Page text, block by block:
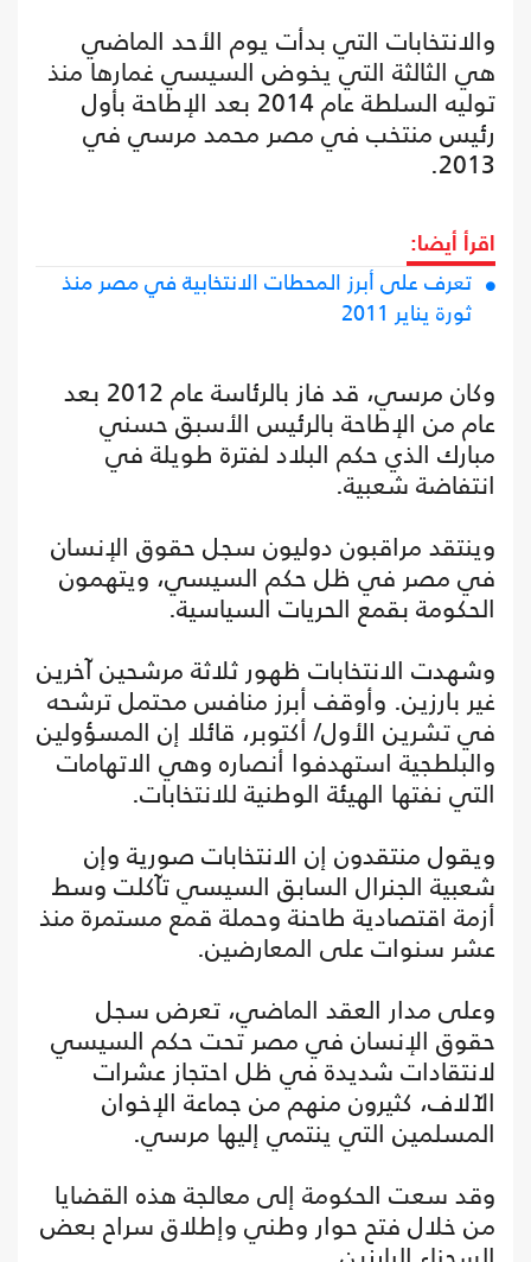
والانتخابات التي بدأت يوم الأحد الماضي
هي الثالثة التي يخوض السيسي غمارها منذ
توليه السلطة عام 2014 بعد الإطاحة بأول
رئيس منتخب في مصر محمد مرسي في
2013.
اقرأ أيضا:
تعرف على أبرز المحطات الانتخابية في مصر منذ
ثورة يناير 2011
وكان مرسي، قد فاز بالرئاسة عام 2012 بعد
عام من الإطاحة بالرئيس الأسبق حسني
مبارك الذي حكم البلاد لفترة طويلة في
انتفاضة شعبية.
وينتقد مراقبون دوليون سجل حقوق الإنسان
في مصر في ظل حكم السيسي، ويتهمون
الحكومة بقمع الحريات السياسية.
وشهدت الانتخابات ظهور ثلاثة مرشحين آخرين
غير بارزين. وأوقف أبرز منافس محتمل ترشحه
في تشرين الأول/ أكتوبر، قائلا إن المسؤولين
والبلطجية استهدفوا أنصاره وهي الاتهامات
التي نفتها الهيئة الوطنية للانتخابات.
ويقول منتقدون إن الانتخابات صورية وإن
شعبية الجنرال السابق السيسي تآكلت وسط
أزمة اقتصادية طاحنة وحملة قمع مستمرة منذ
عشر سنوات على المعارضين.
وعلى مدار العقد الماضي، تعرض سجل
حقوق الإنسان في مصر تحت حكم السيسي
لانتقادات شديدة في ظل احتجاز عشرات
الآلاف، كثيرون منهم من جماعة الإخوان
المسلمين التي ينتمي إليها مرسي.
وقد سعت الحكومة إلى معالجة هذه القضايا
من خلال فتح حوار وطني وإطلاق سراح بعض